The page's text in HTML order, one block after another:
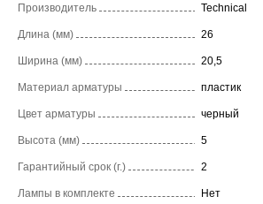
Производитель Technical
Длина (мм) 26
Ширина (мм) 20,5
Материал арматуры пластик
Цвет арматуры черный
Высота (мм) 5
Гарантийный срок (г.) 2
Лампы в комплекте Нет